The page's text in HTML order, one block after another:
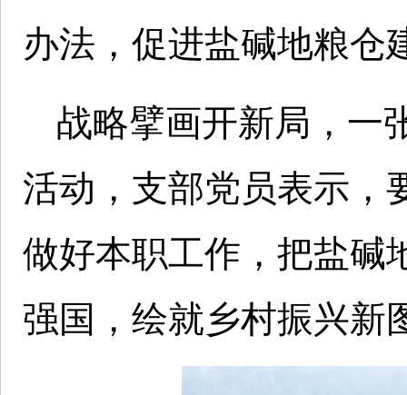
办法，促进盐碱地粮仓
战略擘画开新局，一
活动，支部党员表示，
做好本职工作，把盐碱
强国，绘就乡村振兴新